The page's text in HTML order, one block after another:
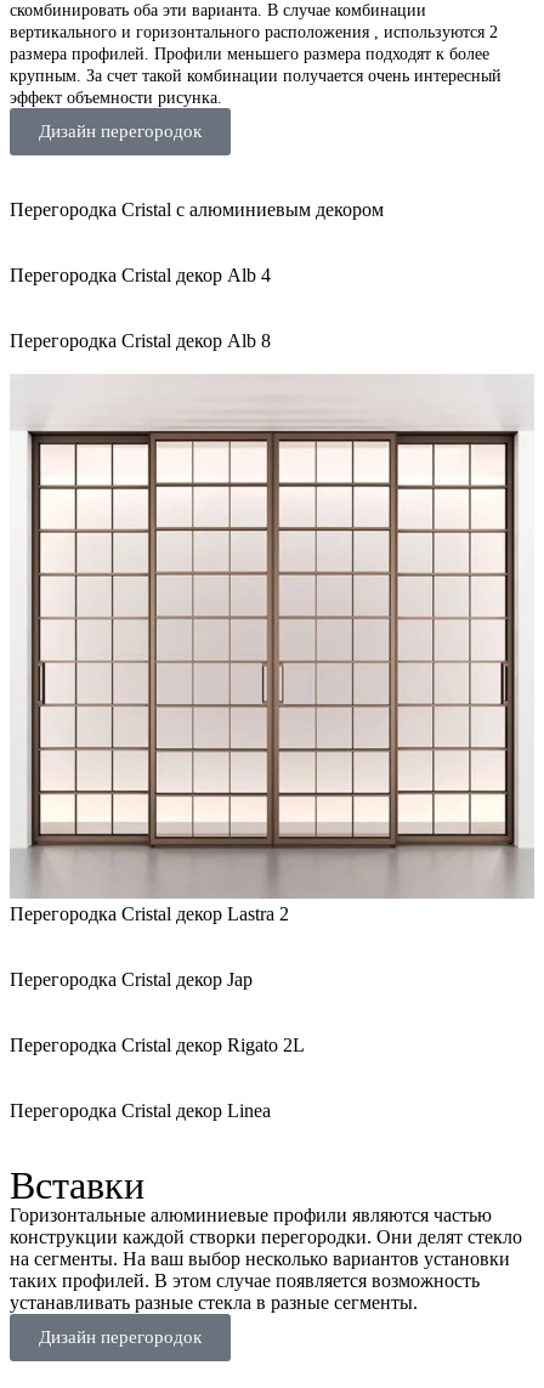
скомбинировать оба эти варианта. В случае комбинации
вертикального и горизонтального расположения , используются 2
размера профилей. Профили меньшего размера подходят к более
крупным. За счет такой комбинации получается очень интересный
эффект объемности рисунка.
Дизайн перегородок
Перегородка Cristal с алюминиевым декором
Перегородка Cristal декор Alb 4
Перегородка Cristal декор Alb 8
Перегородка Cristal декор Lastra 2
Перегородка Cristal декор Jap
Перегородка Cristal декор Rigato 2L
Перегородка Cristal декор Linea
Вставки
Горизонтальные алюминиевые профили являются частью
конструкции каждой створки перегородки. Они делят стекло
на сегменты. На ваш выбор несколько вариантов установки
таких профилей. В этом случае появляется возможность
устанавливать разные стекла в разные сегменты.
Дизайн перегородок